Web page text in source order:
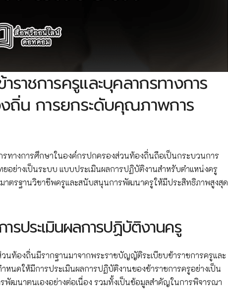
าชการครูและบุคลากรทางการ
ถิ่น การยกระดับคุณภาพการ
ทางการศึกษาในองค์กรปกครองส่วนท้องถิ่นถือเป็นกระบวนการ
ย่างเป็นระบบ แบบประเมินผลการปฏิบัติงานสำหรับตำแหน่งครู
าตรฐานวิชาชีพครูและสนับสนุนการพัฒนาครูให้มีประสิทธิภาพสูงสุด
รประเมินผลการปฏิบัติงานครู
นท้องถิ่นมีรากฐานมาจากพระราชบัญญัติระเบียบข้าราชการครูและ
หนดให้มีการประเมินผลการปฏิบัติงานของข้าราชการครูอย่างเป็น
พัฒนาตนเองอย่างต่อเนื่อง รวมทั้งเป็นข้อมูลสำคัญในการพิจารณา